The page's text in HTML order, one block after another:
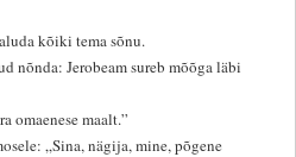
kõiki tema sõnu.
nõnda: Jerobeam sureb mõõga läbi
omaenese maalt.”
„Sina, nägija, mine, põgene